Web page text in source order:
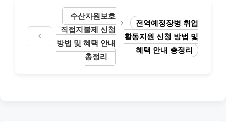
수산자원보호
직접지불제 신청
방법 및 혜택 안내
총정리
전역예정장병 취업
활동지원 신청 방법 및
혜택 안내 총정리